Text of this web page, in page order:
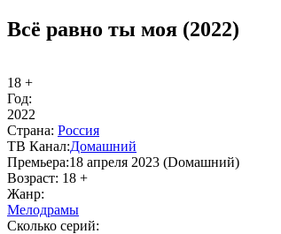
Всё равно ты моя (2022)
18 +
Год:
2022
Стра­на: Рос­сия
ТВ Ка­нал:До­маш­ний
Пре­мье­ра:18 апреля 2023 (Dомашний)
Воз­раст: 18 +
Жанр:
Ме­ло­дра­мы
Сколь­ко се­рий: